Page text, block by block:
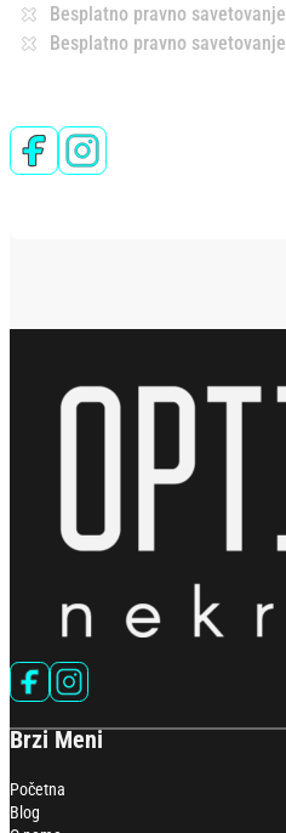
Besplatno pravno savetovanje
Besplatno pravno savetovanje
Brzi Meni
Početna
Blog